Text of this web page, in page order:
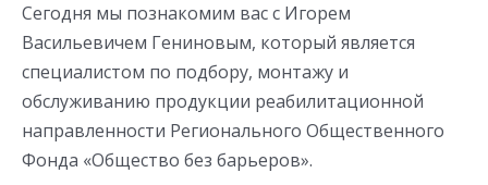
Сегодня мы познакомим вас с Игорем
Васильевичем Гениновым, который является
специалистом по подбору, монтажу и
обслуживанию продукции реабилитационной
направленности Регионального Общественного
Фонда «Общество без барьеров».